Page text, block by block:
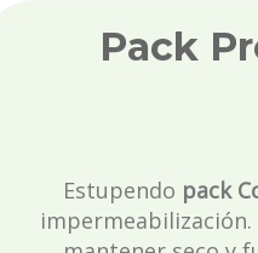
Pack
Estupendo pack